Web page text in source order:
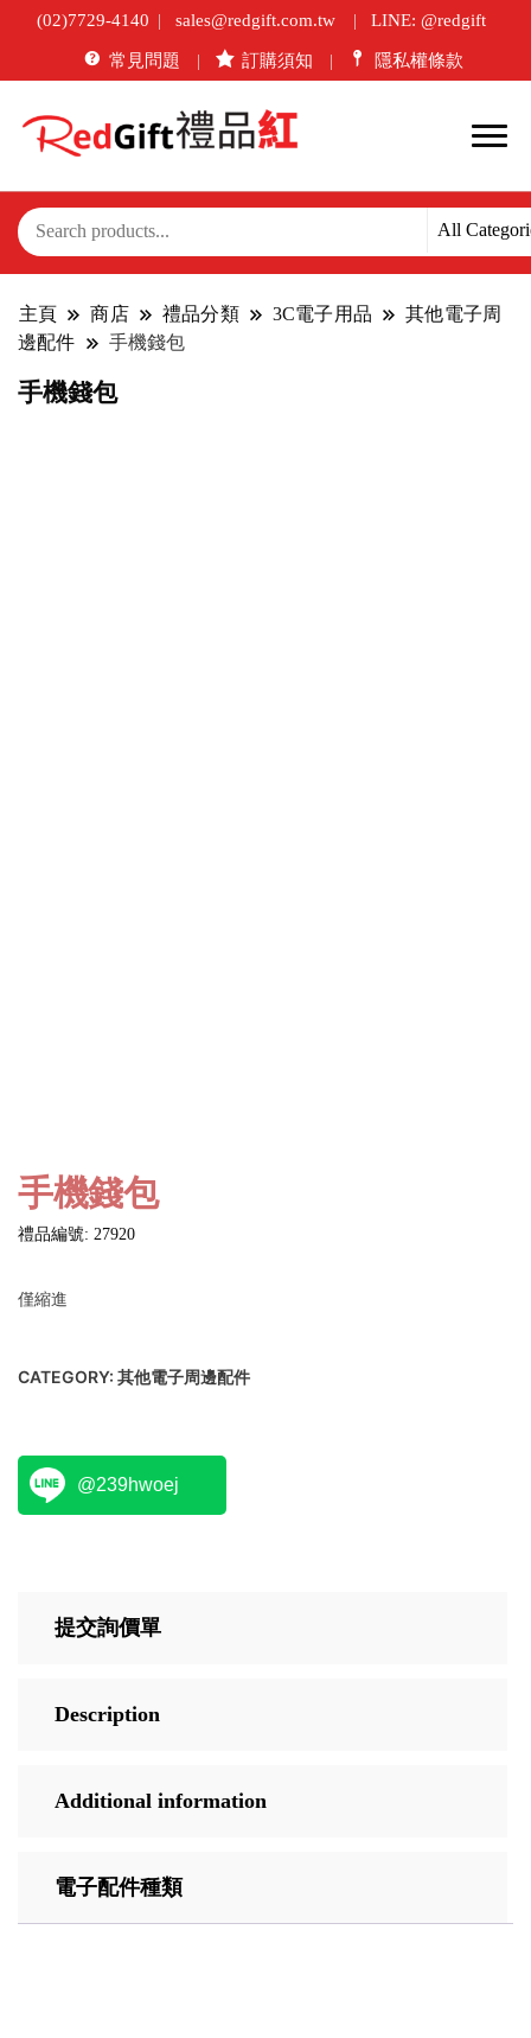
(02)7729-4140 sales@redgift.com.tw LINE: @redgift
常見問題 訂購須知 隱私權條款
主頁 商店 禮品分類 3C電子用品
其他電子周
邊配件
手機錢包
手機錢包
手機錢包
禮品編號: 27920
僅縮進
CATEGORY: 其他電子周邊配件
@239hwoej
提交詢價單
Description
Additional information
電子配件種類